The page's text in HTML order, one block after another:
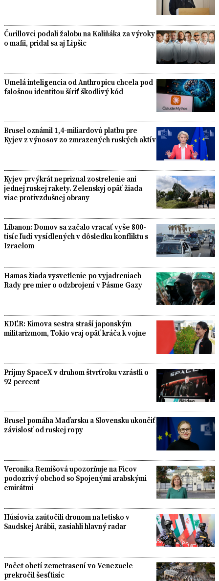
Čurillovci podali žalobu na Kaliňáka za výroky
o mafii, pridal sa aj Lipšic
Umelá inteligencia od Anthropicu chcela pod
falošnou identitou šíriť škodlivý kód
Brusel oznámil 1,4-miliardovú platbu pre
Kyjev z výnosov zo zmrazených ruských aktív
Kyjev prvýkrát nepriznal zostrelenie ani
jednej ruskej rakety. Zelenskyj opäť žiada
viac protivzdušnej obrany
Libanon: Domov sa začalo vracať vyše 800-
tisíc ľudí vysídlených v dôsledku konfliktu s
Izraelom
Hamas žiada vysvetlenie po vyjadreniach
Rady pre mier o odzbrojení v Pásme Gazy
KDĽR: Kimova sestra straší japonským
militarizmom, Tokio vraj opäť kráča k vojne
Príjmy SpaceX v druhom štvrťroku vzrástli o
92 percent
Brusel pomáha Maďarsku a Slovensku ukončiť
závislosť od ruskej ropy
Veronika Remišová upozorňuje na Ficov
podozrivý obchod so Spojenými arabskými
emirátmi
Húsíovia zaútočili dronom na letisko v
Saudskej Arábii, zasiahli hlavný radar
Počet obetí zemetrasení vo Venezuele
prekročil šesťtisíc